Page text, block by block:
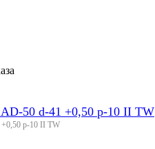
50 d-41 +0,50 p-10 II TW
p-10 II TW